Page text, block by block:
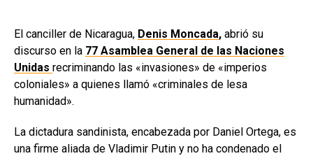
El canciller de Nicaragua, Denis Moncada, abrió su
discurso en la 77 Asamblea General de las Naciones
Unidas recriminando las «invasiones» de «imperios
coloniales» a quienes llamó «criminales de lesa
humanidad».
La dictadura sandinista, encabezada por Daniel Ortega, es
una firme aliada de Vladimir Putin y no ha condenado el